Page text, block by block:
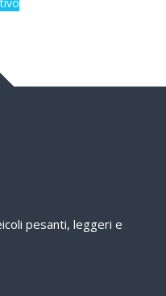
pesanti, leggeri e